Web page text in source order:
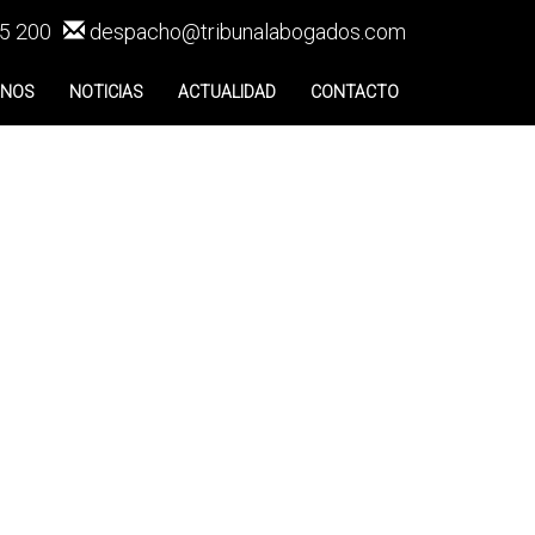
200 despacho@tribunalabogados.com
NOTICIAS ACTUALIDAD CONTACTO